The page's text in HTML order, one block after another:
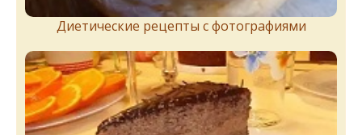
Диетические рецепты с фотографиями